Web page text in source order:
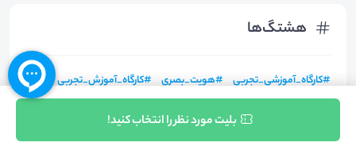
هشتگ‌ها
#کارگاه_آموزشی_تجربی #هویت_بصری #کارگاه_آموزش_تجربی
بلیت مورد نظر را انتخاب کنید!